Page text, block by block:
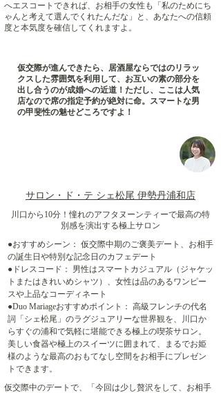
へエスコートできれば、お相手の女性も「私のためにち
ゃんと考えて選んでくれたんだな」と、あなたへの信頼
度と本気度を確信してくれますよ。
仮交際が進んできたら、居酒屋ならではのリラッ
クスした雰囲気を利用して、お互いの素の部分を
出し合うのが成婚への近道！ただし、ここは人気
店なので席の指定予約が絶対に命。スマートな男
の甲斐性の魅せどころですよ！
サロン・ド・テ シェ松尾 伊勢丹浦和店
川口から10分！憧れのアフタヌーンティーで最高の特
別感を演出する極上サロン
●おすすめシーン： 仮交際中期のご褒美デート、お相手
の誕生日や特別な記念日のカフェデート
●ドレスコード： 男性はスマートカジュアル（ジャケッ
トまたはきれいめシャツ）、女性は品のあるワンピー
スや上品なコーディネート
●Duo Mariageおすすめポイント： 高級フレンチの代名
詞「シェ松尾」のラグジュアリーな世界観を、川口か
らすぐの浦和で気軽に堪能できる極上の喫茶サロン。
美しい食器や極上のスイーツに囲まれて、まるでお姫
様のような最高のおもてなし空間をお相手にプレゼン
トできます。
仮交際中のデートで、「今回は少し贅沢をして、お相手